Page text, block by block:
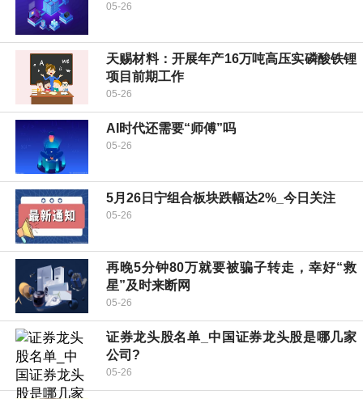
05-26
天赐材料：开展年产16万吨高压实磷酸铁锂
项目前期工作
05-26
AI时代还需要“师傅”吗
05-26
5月26日宁组合板块跌幅达2%_今日关注
05-26
再晚5分钟80万就要被骗子转走，幸好“救
星”及时来断网
05-26
证券龙头股名单_中国证券龙头股是哪几家
公司?
05-26